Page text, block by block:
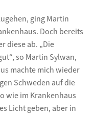
ging Martin
Doch bereits
diese ab. „Die
so Martin Sylwan,
machte mich wieder
Schweden auf die
wie im Krankenhaus
Licht geben, aber in